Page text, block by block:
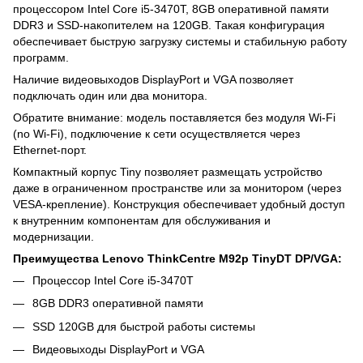
процессором Intel Core i5-3470T, 8GB оперативной памяти
DDR3 и SSD-накопителем на 120GB. Такая конфигурация
обеспечивает быструю загрузку системы и стабильную работу
программ.
Наличие видеовыходов DisplayPort и VGA позволяет
подключать один или два монитора.
Обратите внимание: модель поставляется без модуля Wi-Fi
(no Wi-Fi), подключение к сети осуществляется через
Ethernet-порт.
Компактный корпус Tiny позволяет размещать устройство
даже в ограниченном пространстве или за монитором (через
VESA-крепление). Конструкция обеспечивает удобный доступ
к внутренним компонентам для обслуживания и
модернизации.
Преимущества Lenovo ThinkCentre M92p TinyDT DP/VGA:
Процессор Intel Core i5-3470T
8GB DDR3 оперативной памяти
SSD 120GB для быстрой работы системы
Видеовыходы DisplayPort и VGA